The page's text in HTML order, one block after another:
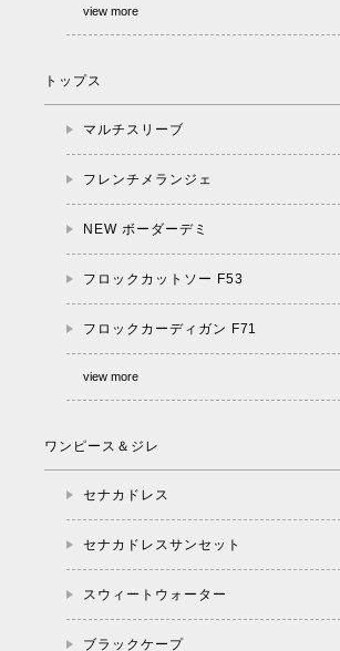
view more
トップス
マルチスリーブ
フレンチメランジェ
NEW ボーダーデミ
フロックカットソー F53
フロックカーディガン F71
view more
ワンピース＆ジレ
セナカドレス
セナカドレスサンセット
スウィートウォーター
ブラックケープ